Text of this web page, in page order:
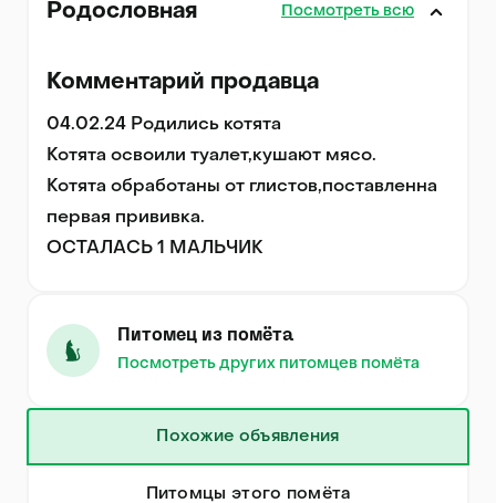
Родословная Посмотреть всю
Комментарий продавца
04.02.24 Родились котята
Котята освоили туалет,кушают мясо.
Котята обработаны от глистов,поставленна
первая прививка.
ОСТАЛАСЬ 1 МАЛЬЧИК
Питомец из помёта
Посмотреть других питомцев помёта
Похожие объявления
Питомцы этого помёта